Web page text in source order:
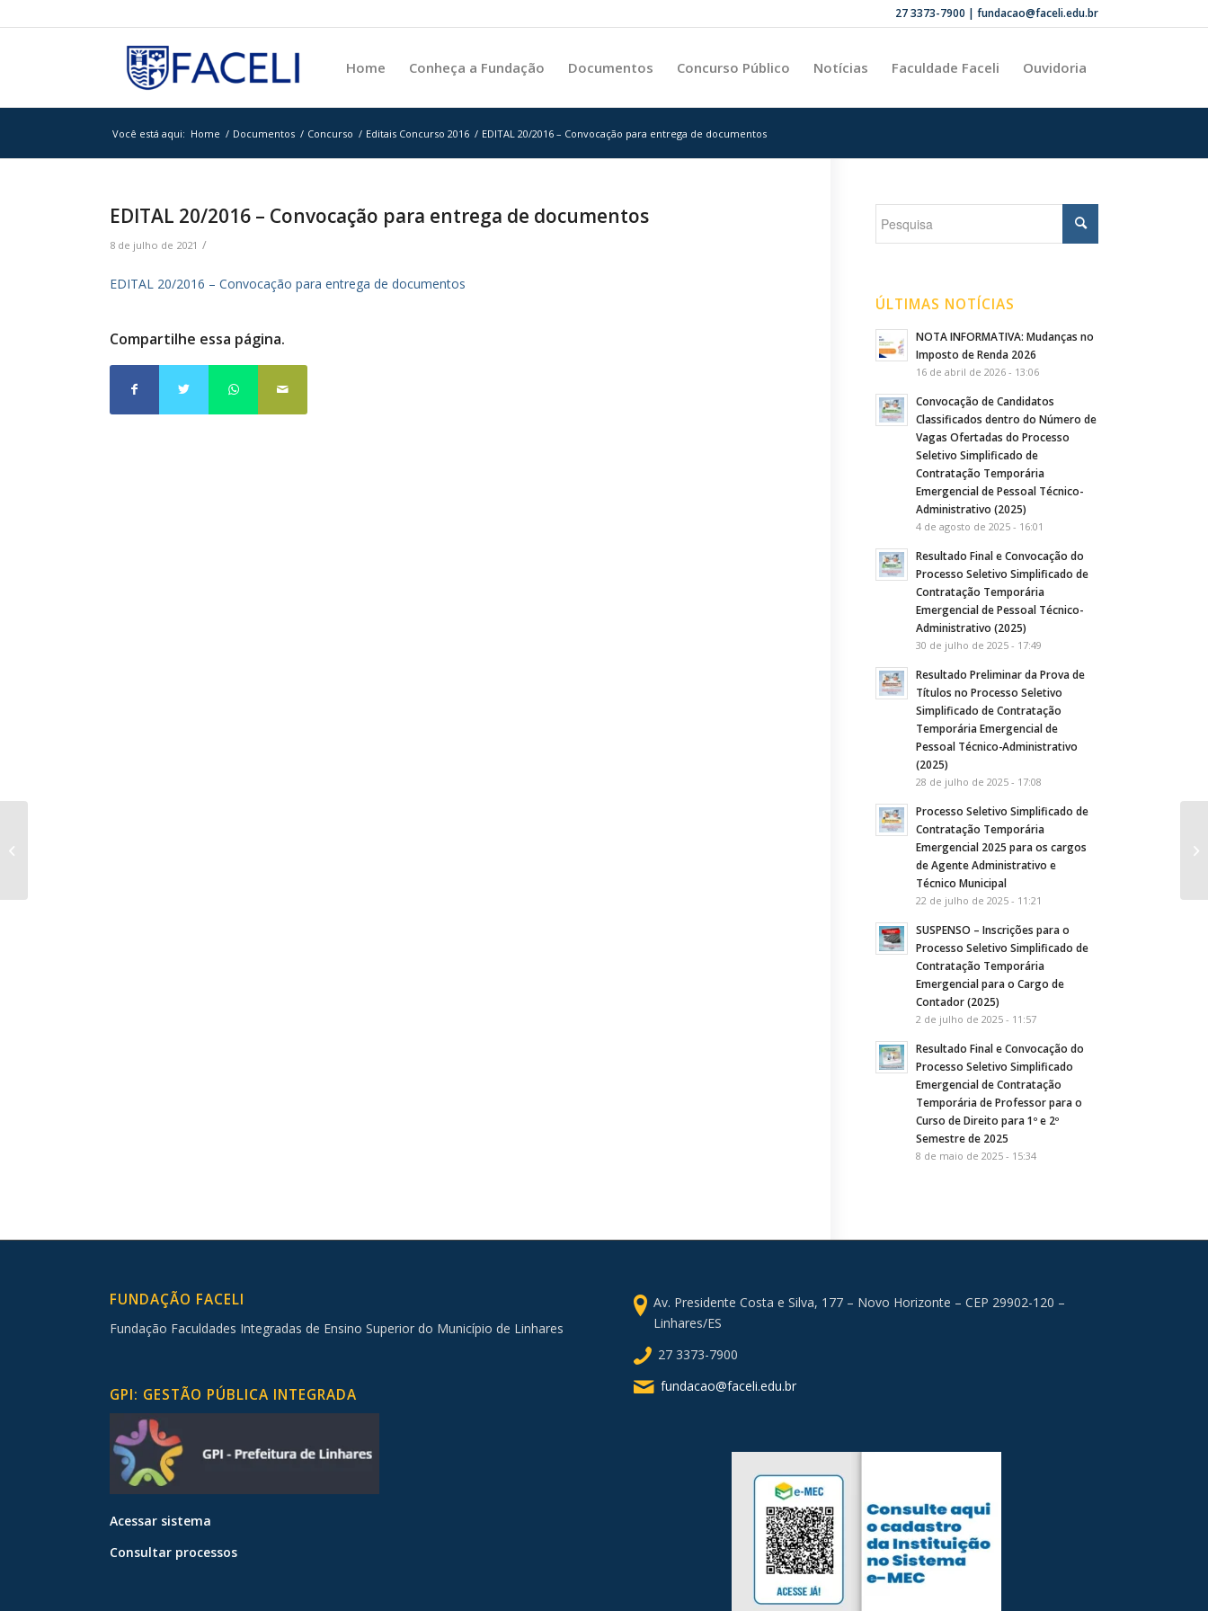
27 3373-7900 | fundacao@faceli.edu.br
Home Conheça a Fundação Documentos Concurso Público Notícias Faculdade Faceli Ouvidoria
Você está aqui: Home / Documentos / Concurso / Editais Concurso 2016 / EDITAL 20/2016 – Convocação para entrega de documentos
EDITAL 20/2016 – Convocação para entrega de documentos
8 de julho de 2021 /
EDITAL 20/2016 – Convocação para entrega de documentos
Compartilhe essa página.
ÚLTIMAS NOTÍCIAS
NOTA INFORMATIVA: Mudanças no
Imposto de Renda 2026
16 de abril de 2026 - 13:06
Convocação de Candidatos
Classificados dentro do Número de
Vagas Ofertadas do Processo
Seletivo Simplificado de
Contratação Temporária
Emergencial de Pessoal Técnico-
Administrativo (2025)
4 de agosto de 2025 - 16:01
Resultado Final e Convocação do
Processo Seletivo Simplificado de
Contratação Temporária
Emergencial de Pessoal Técnico-
Administrativo (2025)
30 de julho de 2025 - 17:49
Resultado Preliminar da Prova de
Títulos no Processo Seletivo
Simplificado de Contratação
Temporária Emergencial de
Pessoal Técnico-Administrativo
(2025)
28 de julho de 2025 - 17:08
Processo Seletivo Simplificado de
Contratação Temporária
Emergencial 2025 para os cargos
de Agente Administrativo e
Técnico Municipal
22 de julho de 2025 - 11:21
SUSPENSO – Inscrições para o
Processo Seletivo Simplificado de
Contratação Temporária
Emergencial para o Cargo de
Contador (2025)
2 de julho de 2025 - 11:57
Resultado Final e Convocação do
Processo Seletivo Simplificado
Emergencial de Contratação
Temporária de Professor para o
Curso de Direito para 1º e 2º
Semestre de 2025
8 de maio de 2025 - 15:34
FUNDAÇÃO FACELI
Fundação Faculdades Integradas de Ensino Superior do Município de Linhares
GPI: GESTÃO PÚBLICA INTEGRADA
Acessar sistema
Consultar processos
Av. Presidente Costa e Silva, 177 – Novo Horizonte – CEP 29902-120 –
Linhares/ES
27 3373-7900
fundacao@faceli.edu.br